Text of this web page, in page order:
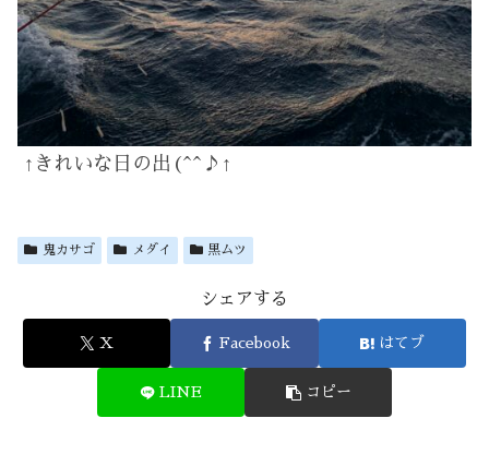
↑きれいな日の出(^^♪↑
鬼カサゴ メダイ 黒ムツ
シェアする
X Facebook はてブ
LINE コピー